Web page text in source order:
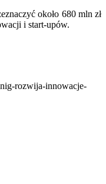
około 680 mln zł
i start-upów.
rozwija-innowacje-